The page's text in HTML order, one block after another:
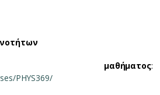
μαθήματος:
PHYS369/